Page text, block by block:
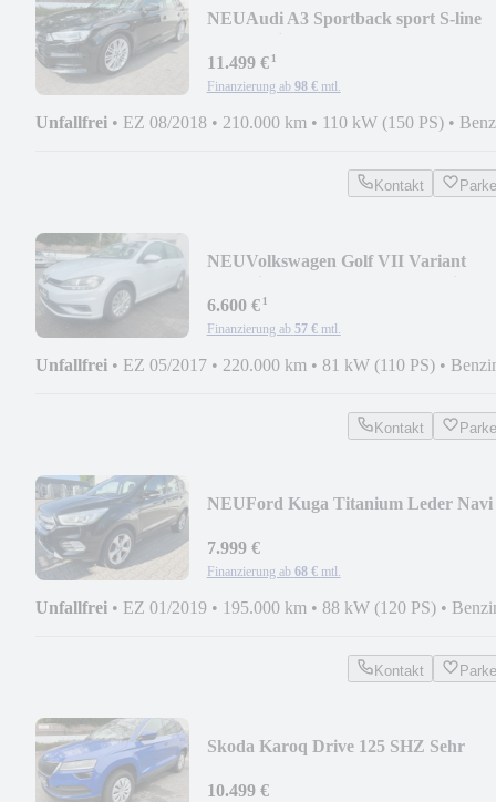
NEUAudi A3 Sportback sport S-line
11.499 €¹
Finanzierung ab 98 € mtl.
Unfallfrei • EZ 08/2018 • 210.000 km • 110 kW (150 PS) •
Kontakt
NEUVolkswagen Golf VII Variant
6.600 €¹
Finanzierung ab 57 € mtl.
Unfallfrei • EZ 05/2017 • 220.000 km • 81 kW (110 PS) •
Kontakt
NEUFord Kuga Titanium Leder Navi
7.999 €
Finanzierung ab 68 € mtl.
Unfallfrei • EZ 01/2019 • 195.000 km • 88 kW (120 PS) •
Kontakt
Skoda Karoq Drive 125 SHZ Sehr
10.499 €